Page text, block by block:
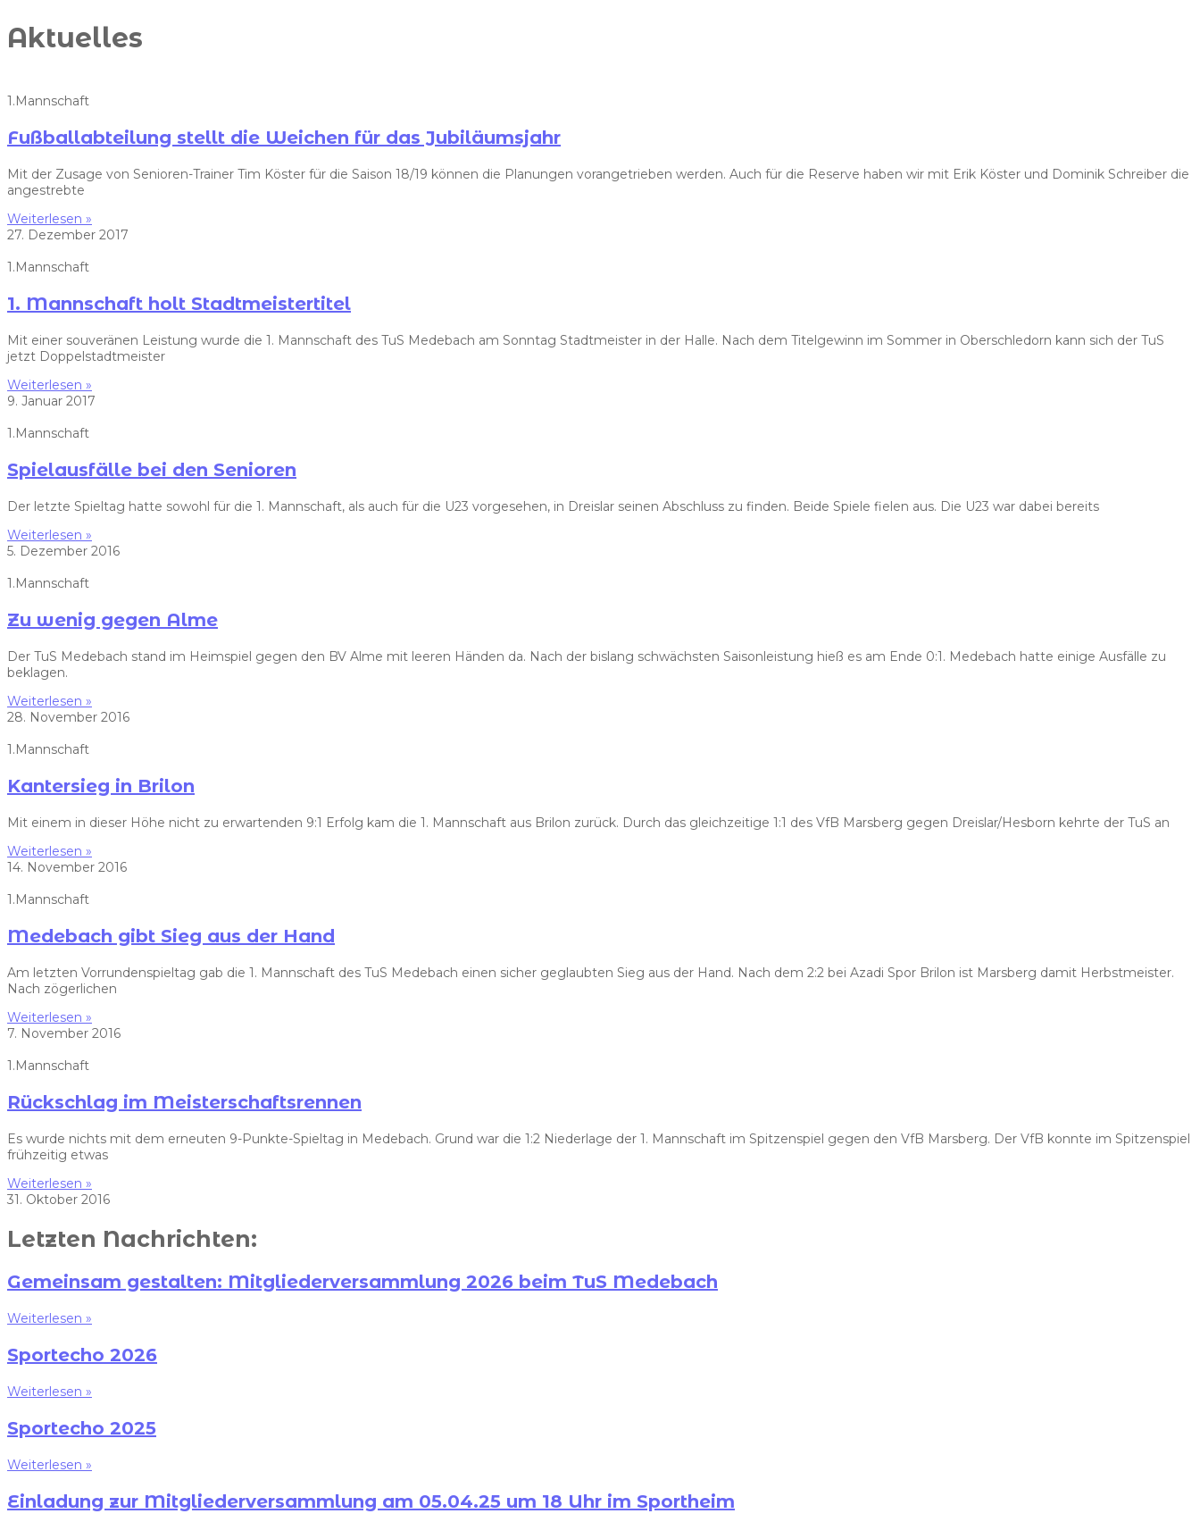
Aktuelles
1.Mannschaft
Fußballabteilung stellt die Weichen für das Jubiläumsjahr
Mit der Zusage von Senioren-Trainer Tim Köster für die Saison 18/19 können die Planungen vorangetrieben werden. Auch für die Reserve haben wir mit Erik Köster und Dominik Schreiber die
angestrebte
Weiterlesen »
27. Dezember 2017
1.Mannschaft
1. Mannschaft holt Stadtmeistertitel
Mit einer souveränen Leistung wurde die 1. Mannschaft des TuS Medebach am Sonntag Stadtmeister in der Halle. Nach dem Titelgewinn im Sommer in Oberschledorn kann sich der TuS
jetzt Doppelstadtmeister
Weiterlesen »
9. Januar 2017
1.Mannschaft
Spielausfälle bei den Senioren
Der letzte Spieltag hatte sowohl für die 1. Mannschaft, als auch für die U23 vorgesehen, in Dreislar seinen Abschluss zu finden. Beide Spiele fielen aus. Die U23 war dabei bereits
Weiterlesen »
5. Dezember 2016
1.Mannschaft
Zu wenig gegen Alme
Der TuS Medebach stand im Heimspiel gegen den BV Alme mit leeren Händen da. Nach der bislang schwächsten Saisonleistung hieß es am Ende 0:1. Medebach hatte einige Ausfälle zu
beklagen.
Weiterlesen »
28. November 2016
1.Mannschaft
Kantersieg in Brilon
Mit einem in dieser Höhe nicht zu erwartenden 9:1 Erfolg kam die 1. Mannschaft aus Brilon zurück. Durch das gleichzeitige 1:1 des VfB Marsberg gegen Dreislar/Hesborn kehrte der TuS an
Weiterlesen »
14. November 2016
1.Mannschaft
Medebach gibt Sieg aus der Hand
Am letzten Vorrundenspieltag gab die 1. Mannschaft des TuS Medebach einen sicher geglaubten Sieg aus der Hand. Nach dem 2:2 bei Azadi Spor Brilon ist Marsberg damit Herbstmeister.
Nach zögerlichen
Weiterlesen »
7. November 2016
1.Mannschaft
Rückschlag im Meisterschaftsrennen
Es wurde nichts mit dem erneuten 9-Punkte-Spieltag in Medebach. Grund war die 1:2 Niederlage der 1. Mannschaft im Spitzenspiel gegen den VfB Marsberg. Der VfB konnte im Spitzenspiel
frühzeitig etwas
Weiterlesen »
31. Oktober 2016
Letzten Nachrichten:
Gemeinsam gestalten: Mitgliederversammlung 2026 beim TuS Medebach
Weiterlesen »
Sportecho 2026
Weiterlesen »
Sportecho 2025
Weiterlesen »
Einladung zur Mitgliederversammlung am 05.04.25 um 18 Uhr im Sportheim